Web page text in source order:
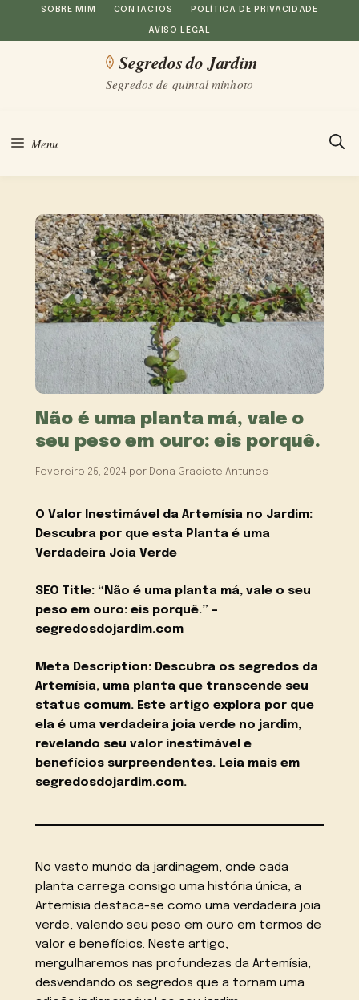
Saltar
para
SOBRE MIM CONTACTOS POLÍTICA DE PRIVACIDADE
AVISO LEGAL
Segredos do Jardim
Segredos de quintal minhoto
Menu
Não é uma planta má, vale o
seu peso em ouro: eis porquê.
Fevereiro 25, 2024 por Dona Graciete Antunes
O Valor Inestimável da Artemísia no Jardim:
Descubra por que esta Planta é uma
Verdadeira Joia Verde
SEO Title: “Não é uma planta má, vale o seu
peso em ouro: eis porquê.” –
segredosdojardim.com
Meta Description: Descubra os segredos da
Artemísia, uma planta que transcende seu
status comum. Este artigo explora por que
ela é uma verdadeira joia verde no jardim,
revelando seu valor inestimável e
benefícios surpreendentes. Leia mais em
segredosdojardim.com.
No vasto mundo da jardinagem, onde cada
planta carrega consigo uma história única, a
Artemísia destaca-se como uma verdadeira joia
verde, valendo seu peso em ouro em termos de
valor e benefícios. Neste artigo,
mergulharemos nas profundezas da Artemísia,
desvendando os segredos que a tornam uma